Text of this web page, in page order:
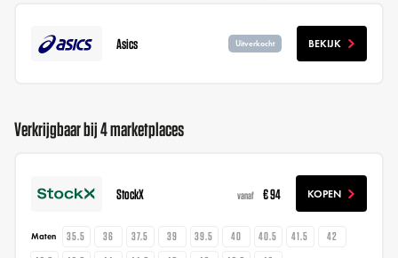
Asics Uitverkocht BEKIJK
Verkrijgbaar bij 4 marketplaces
StockX vanaf € 94 KOPEN
Maten 35.5 36 37.5 39 39.5 40 40.5 41.5
42